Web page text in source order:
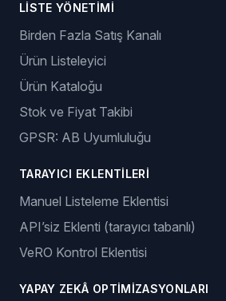
LISTE YÖNETIMI
Birden Fazla Satış Kanalı
Ürün Listeleyici
Ürün Kataloğu
Stok ve Fiyat Takibi
GPSR: AB Uyumluluğu
TARAYICI EKLENTILERI
Manuel Listeleme Eklentisi
API’siz Eklenti (tarayıcı tabanlı)
VeRO Kontrol Eklentisi
YAPAY ZEKÂ OPTIMIZASYONLARI